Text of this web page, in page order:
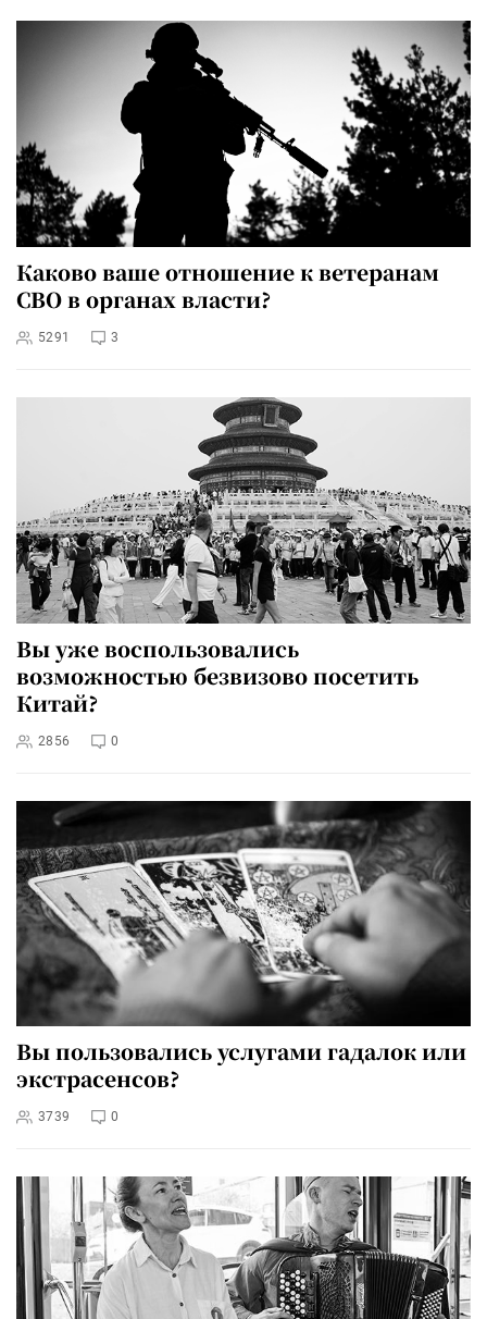
Каково ваше отношение к ветеранам
СВО в органах власти?
5291 3
Вы уже воспользовались
возможностью безвизово посетить
Китай?
2856 0
Вы пользовались услугами гадалок или
экстрасенсов?
3739 0